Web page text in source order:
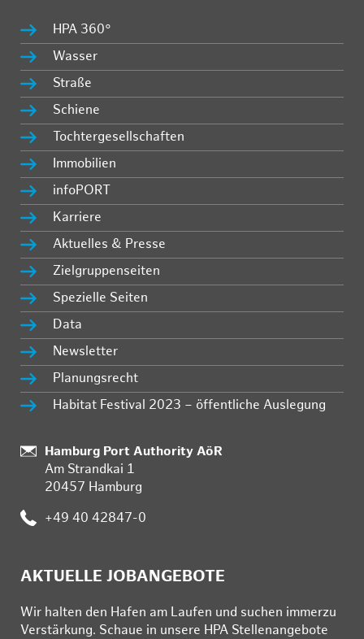
HPA 360°
Wasser
Straße
Schiene
Tochtergesellschaften
Immobilien
infoPORT
Karriere
Aktuelles & Presse
Zielgruppenseiten
Spezielle Seiten
Data
Newsletter
Planungsrecht
Habitat Festival 2023 – öffentliche Auslegung
:
Hamburg Port Authority AöR
Am Strandkai 1
20457 Hamburg
: +49 40 42847-0
AKTUELLE JOBANGEBOTE
Wir hal­ten den Ha­fen am Lau­fen und su­chen im­mer­zu
Ver­stär­kung. Schau­e in un­se­re HPA Stel­len­an­ge­bo­te